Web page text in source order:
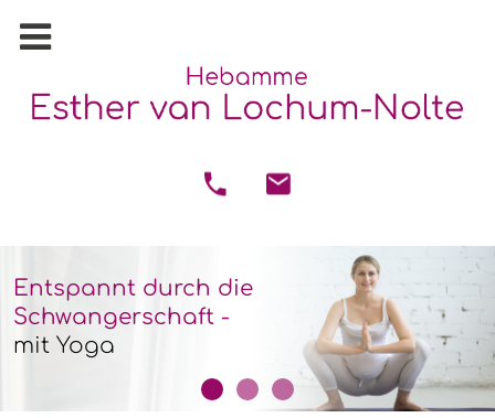
Entspannt durch die
Schwangerschaft -
mit Yoga
slider1slider2slider3